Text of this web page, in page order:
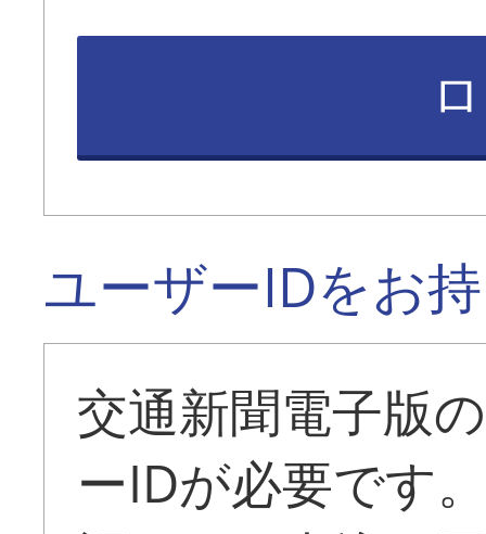
ユーザーIDをお
交通新聞電子版
ーIDが必要です